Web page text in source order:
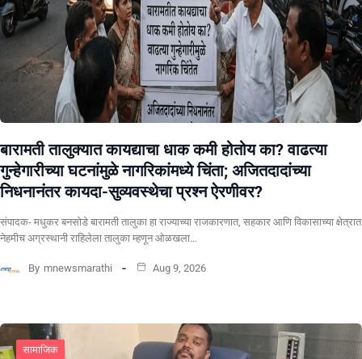
बारामती तालुक्यात कायद्याचा धाक कमी होतोय का? वाढत्या
गुन्हेगारीच्या घटनांमुळे नागरिकांमध्ये चिंता; अजितदादांच्या
निधनानंतर कायदा-सुव्यवस्थेचा प्रश्न ऐरणीवर?
संपादक- मधुकर बनसोडे बारामती तालुका हा राज्याच्या राजकारणात, सहकार आणि विकासाच्या क्षेत्रात
नेहमीच अग्रस्थानी राहिलेला तालुका म्हणून ओळखला…
By mnewsmarathi Aug 9, 2026
सामाजिक